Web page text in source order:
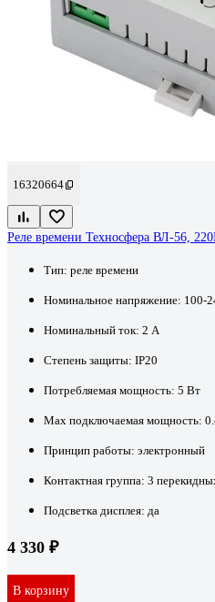
16320664
Реле времени Техносфера ВЛ-56,
Тип: реле времени
Номинальное напряжение: 100-
Номинальный ток: 2 А
Степень защиты: IP20
Потребляемая мощность: 5 Вт
Max подключаемая мощность:
Принцип работы: электронный
Контактная группа: 3
Подсветка дисплея: да
4 330 ₽
В корзину